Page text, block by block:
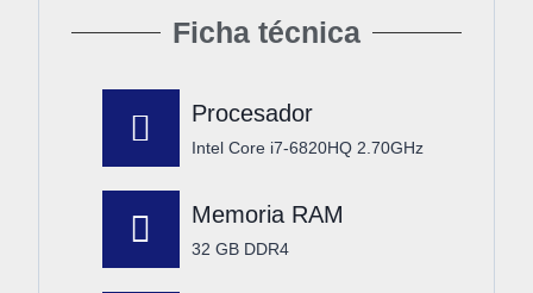
Ficha técnica
Procesador
Intel Core i7-6820HQ 2.70GHz
Memoria RAM
32 GB DDR4